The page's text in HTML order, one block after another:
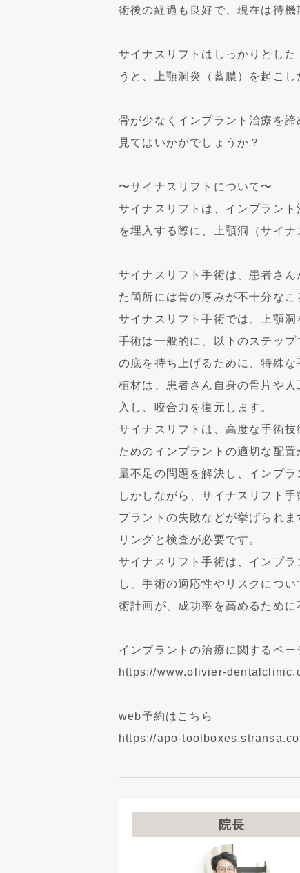
術後の経過も良好で、現在は待
サイナスリフトはしっかりとし
うと、上顎洞炎（蓄膿）を起こ
骨が少なくインプラント治療を
見てはいかがでしょうか？
〜サイナスリフトについて〜
サイナスリフトは、インプラン
を埋入する際に、上顎洞（サイ
サイナスリフト手術は、患者さ
た箇所には骨の厚みが不十分な
サイナスリフト手術では、上顎
手術は一般的に、以下のステッ
の底を持ち上げるために、特殊
植材は、患者さん自身の骨片や
入し、咬合力を復元します。
サイナスリフトは、高度な手術
ためのインプラントの適切な配
量不足の問題を解決し、インプ
しかしながら、サイナスリフト
プラントの失敗などが挙げられ
リングと検査が必要です。
サイナスリフト手術は、インプ
し、手術の適応性やリスクにつ
術計画が、成功率を高めるために
インプラントの治療に関するペー
https://www.olivier-
web予約はこちら
https://apo-
院長